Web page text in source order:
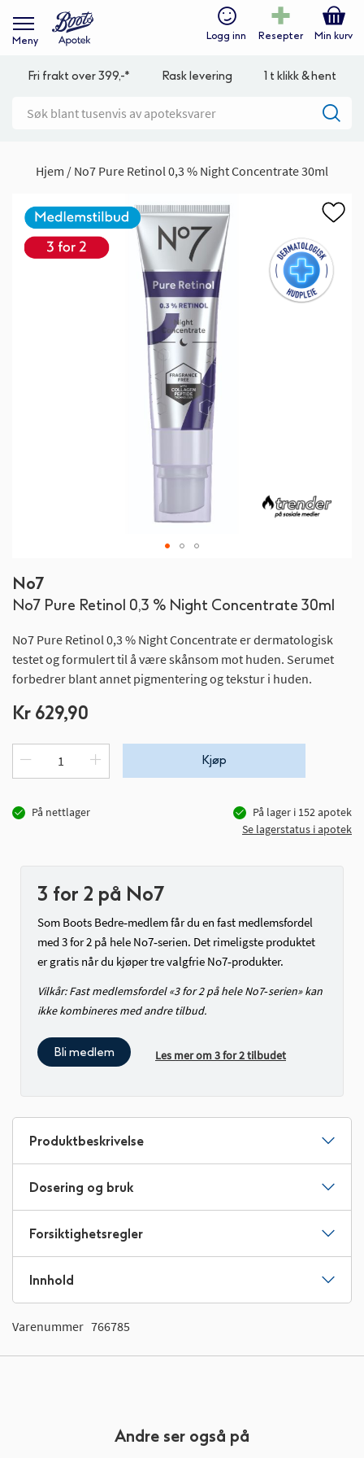
Meny Logg inn Resepter Min kurv
Fri frakt over 399,-* Rask levering 1 t klikk & hent
Hjem No7 Pure Retinol 0,3 % Night Concentrate 30ml
No7
No7 Pure Retinol 0,3 % Night Concentrate 30ml
No7 Pure Retinol 0,3 % Night Concentrate er dermatologisk
testet og formulert til å være skånsom mot huden. Serumet
forbedrer blant annet pigmentering og tekstur i huden.
Kr 629,90
Kjøp
På nettlager På lager i 152apotek
Se lagerstatus i apotek
3 for 2 på No7
Som Boots Bedre‑medlem får du en fast medlemsfordel
med 3 for 2 på hele No7‑serien. Det rimeligste produktet
er gratis når du kjøper tre valgfrie No7‑produkter.
Vilkår: Fast medlemsfordel «3 for 2 på hele No7‑serien» kan
ikke kombineres med andre tilbud.
Bli medlem Les mer om 3 for 2 tilbudet
slutten
til
begynnelsen
bildegalleri
Produktbeskrivelse
Dosering og bruk
Forsiktighetsregler
Innhold
Varenummer 766785
Andre ser også på